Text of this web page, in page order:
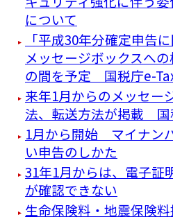
について
「平成30年分確定申告
メッセージボックスへ
の間を予定 国税庁e-
来年1月からのメッセー
法、転送方法が掲載 国
1月から開始 マイナン
い申告のしかた
31年1月からは、電子証
が確認できない
生命保険料・地震保険